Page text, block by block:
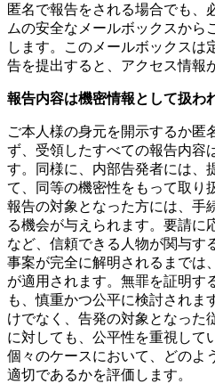
匿名で報告をされる場合でも、
ムの安全なメールボックスから
します。このメールボックスは
告を提出すると、アクセス情報
報告内容は機密情報として扱わ
ご本人様の身元を開示するか匿
ず、受領したすべての報告内容
す。同様に、内部告発者には、
て、同等の機密性をもって取り
報告の対象となった方には、手
る機会が与えられます。要請に
など、信頼できる人物が関与す
事案が完全に解明されるまでは
が適用されます。無罪を証明す
も、慎重かつ公平に検討されま
けでなく、告発の対象となった
に対しても、公平性を重視して
個々のケースにおいて、どのよ
適切であるかを評価します。